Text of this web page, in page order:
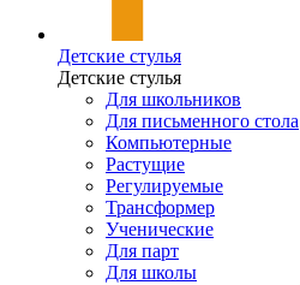
Детские стулья
Детские стулья
Для школьников
Для письменного стола
Компьютерные
Растущие
Регулируемые
Трансформер
Ученические
Для парт
Для школы